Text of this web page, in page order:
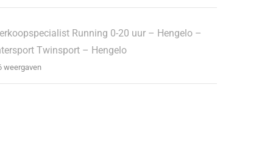
Running 0-20 uur – Hengelo –
Twinsport – Hengelo
weergaven